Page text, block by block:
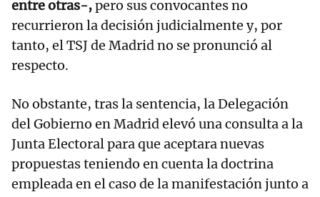
entre otras-,pero sus convocantes no
recurrieron la decisión judicialmente y, por
tanto, el TSJ de Madrid no se pronunció al
respecto.
No obstante, tras la sentencia, la Delegación
del Gobierno en Madrid elevó una consulta a la
Junta Electoral para que aceptara nuevas
propuestas teniendo en cuenta la doctrina
empleada en el caso de la manifestación junto a